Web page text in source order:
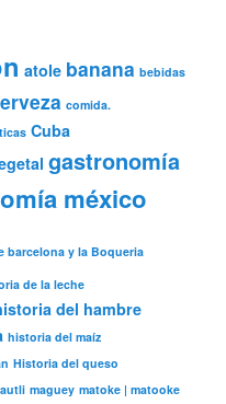
atole banana bebidas
comida.
Cuba
gastronomía
méxico
barcelona y la Boqueria
de la leche
del hambre
historia del maíz
Historia del queso
maguey matoke | matooke